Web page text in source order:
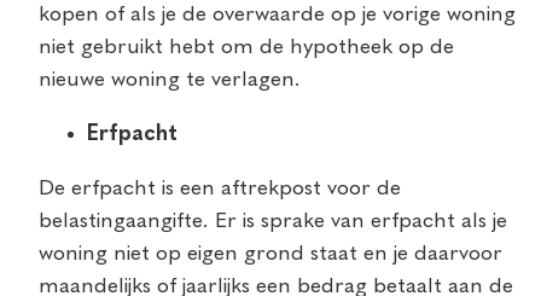
kopen of als je de overwaarde op je vorige woning
niet gebruikt hebt om de hypotheek op de
nieuwe woning te verlagen.
Erfpacht
De erfpacht is een aftrekpost voor de
belastingaangifte. Er is sprake van erfpacht als je
woning niet op eigen grond staat en je daarvoor
maandelijks of jaarlijks een bedrag betaalt aan de